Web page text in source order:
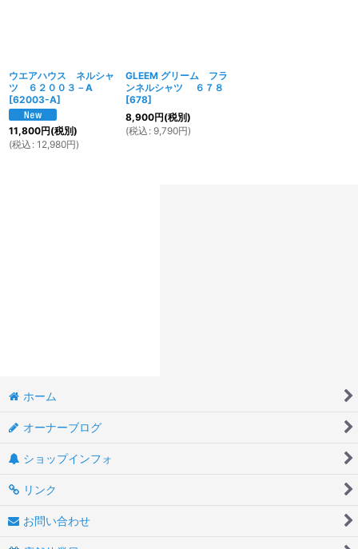
ウエアハウス ネルシャ
ツ ６２００３－A
[62003-A]
11,800円(税別)
(税込 : 12,980円)
GLEEM グリーム フラ
ンネルシャツ ６７８
[678]
8,900円(税別)
(税込 : 9,790円)
ホーム
オーナーブログ
ショップインフォ
リンク
お問い合わせ